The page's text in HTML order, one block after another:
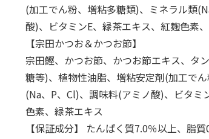
(加工でん粉、増粘多糖類)、ミネラル類
酸)、ビタミンE、緑茶エキス、紅麹色素
【宗田かつお＆かつお節】
宗田鰹、かつお節、かつお節エキス、タ
糖等)、植物性油脂、増粘安定剤(加工で
(Na、P、Cl)、調味料(アミノ酸)、ビタミ
色素、緑茶エキス
【保証成分】 たんぱく質7.0％以上、脂